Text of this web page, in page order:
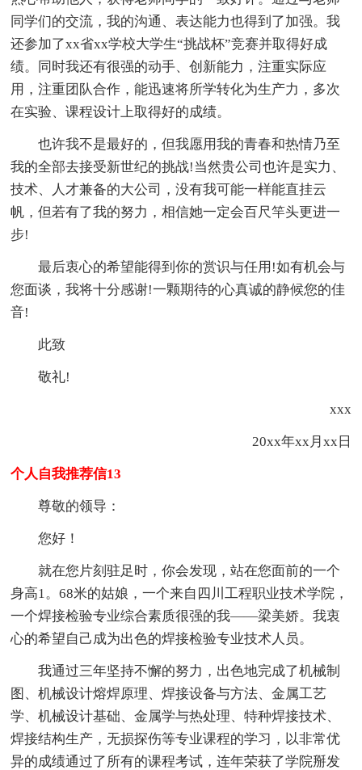
同学们的交流，我的沟通、表达能力也得到了加强。我
还参加了xx省xx学校大学生“挑战杯”竞赛并取得好成
绩。同时我还有很强的动手、创新能力，注重实际应
用，注重团队合作，能迅速将所学转化为生产力，多次
在实验、课程设计上取得好的成绩。
也许我不是最好的，但我愿用我的青春和热情乃至
我的全部去接受新世纪的挑战!当然贵公司也许是实力、
技术、人才兼备的大公司，没有我可能一样能直挂云
帆，但若有了我的努力，相信她一定会百尺竿头更进一
步!
最后衷心的希望能得到你的赏识与任用!如有机会与
您面谈，我将十分感谢!一颗期待的心真诚的静候您的佳
音!
此致
敬礼!
xxx
20xx年xx月xx日
个人自我推荐信13
尊敬的领导：
您好！
就在您片刻驻足时，你会发现，站在您面前的一个
身高1。68米的姑娘，一个来自四川工程职业技术学院，
一个焊接检验专业综合素质很强的我——梁美娇。我衷
心的希望自己成为出色的焊接检验专业技术人员。
我通过三年坚持不懈的努力，出色地完成了机械制
图、机械设计熔焊原理、焊接设备与方法、金属工艺
学、机械设计基础、金属学与热处理、特种焊接技术、
焊接结构生产，无损探伤等专业课程的学习，以非常优
异的成绩通过了所有的课程考试，连年荣获了学院掰发